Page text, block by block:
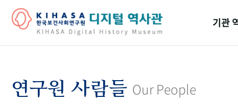
기관
연구원 사람들 Our People